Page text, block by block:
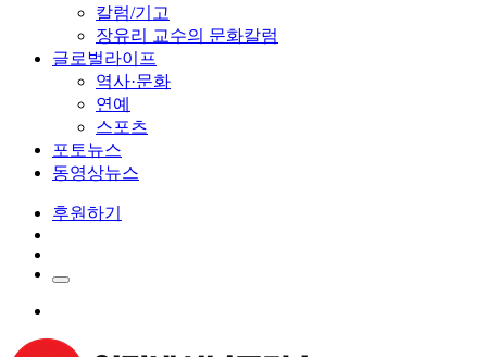
칼럼/기고
장유리 교수의 문화칼럼
글로벌라이프
역사·문화
연예
스포츠
포토뉴스
동영상뉴스
후원하기